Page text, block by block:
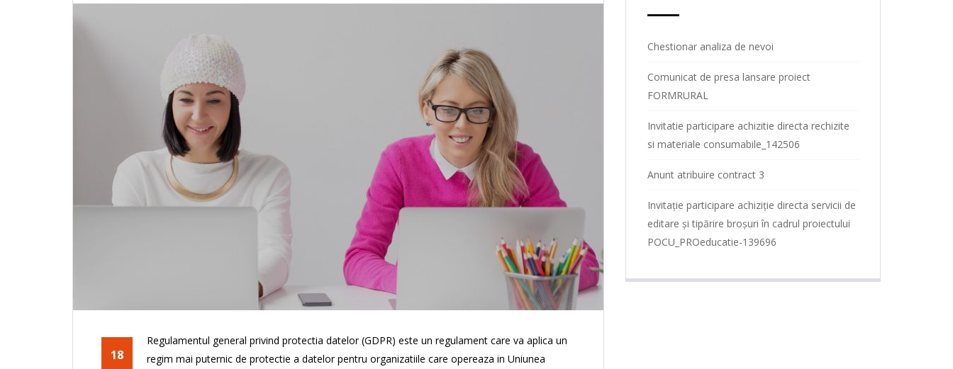
18
Regulamentul general privind protectia datelor (GDPR) este un regulament care va aplica un
regim mai puternic de protectie a datelor pentru organizatiile care opereaza in Uniunea
Chestionar analiza de nevoi
Comunicat de presa lansare proiect
FORMRURAL
Invitatie participare achizitie directa rechizite
si materiale consumabile_142506
Anunt atribuire contract 3
Invitație participare achiziție directa servicii de
editare și tipărire broșuri în cadrul proiectului
POCU_PROeducatie-139696